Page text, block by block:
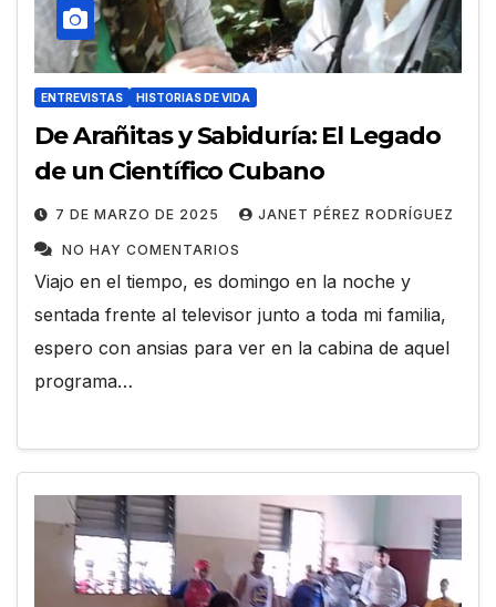
ENTREVISTAS HISTORIAS DE VIDA
De Arañitas y Sabiduría: El Legado
de un Científico Cubano
7 DE MARZO DE 2025 JANET PÉREZ RODRÍGUEZ
NO HAY COMENTARIOS
Viajo en el tiempo, es domingo en la noche y
sentada frente al televisor junto a toda mi familia,
espero con ansias para ver en la cabina de aquel
programa…